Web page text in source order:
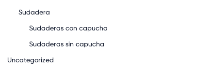
Sudadera
Sudaderas con capucha
Sudaderas sin capucha
Uncategorized